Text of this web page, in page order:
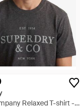
Relaxed T-shirt -